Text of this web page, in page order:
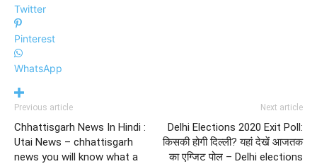
Twitter
Pinterest
WhatsApp
Previous article
Chhattisgarh News In Hindi :
Utai News – chhattisgarh
news you will know what a
Next article
Delhi Elections 2020 Exit Poll:
किसकी होगी दिल्ली? यहां देखें आजतक
का एग्जिट पोल – Delhi elections